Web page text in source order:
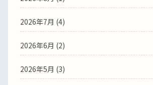
2026年7月 (4)
2026年6月 (2)
2026年5月 (3)